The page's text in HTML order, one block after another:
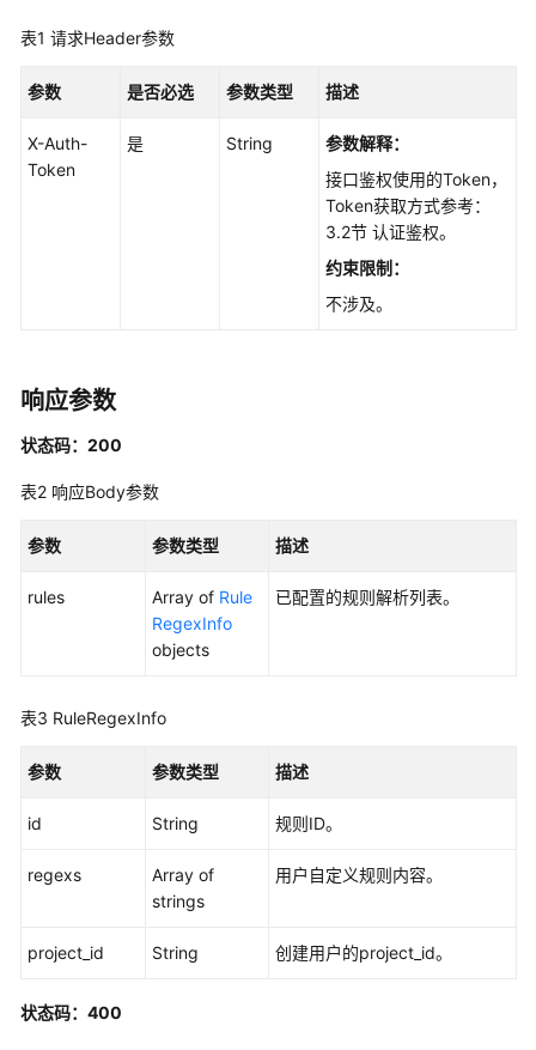
实
参
考
API
概
览
如
API
表1 请求Header参数
参数 是否必选 参数类型 描述
X-Auth-
Token
是 String
参数解释：
接口鉴权使用的Token，
Token获取方式参考：
3.2节 认证鉴权。
约束限制：
不涉及。
响应参数
状态码：200
表2 响应Body参数
参数 参数类型 描述
rules Array of Rule
RegexInfo
objects
已配置的规则解析列表。
表3 RuleRegexInfo
参数 参数类型 描述
id String 规则ID。
regexs
Array of
strings
用户自定义规则内容。
project_id String 创建用户的project_id。
状态码：400